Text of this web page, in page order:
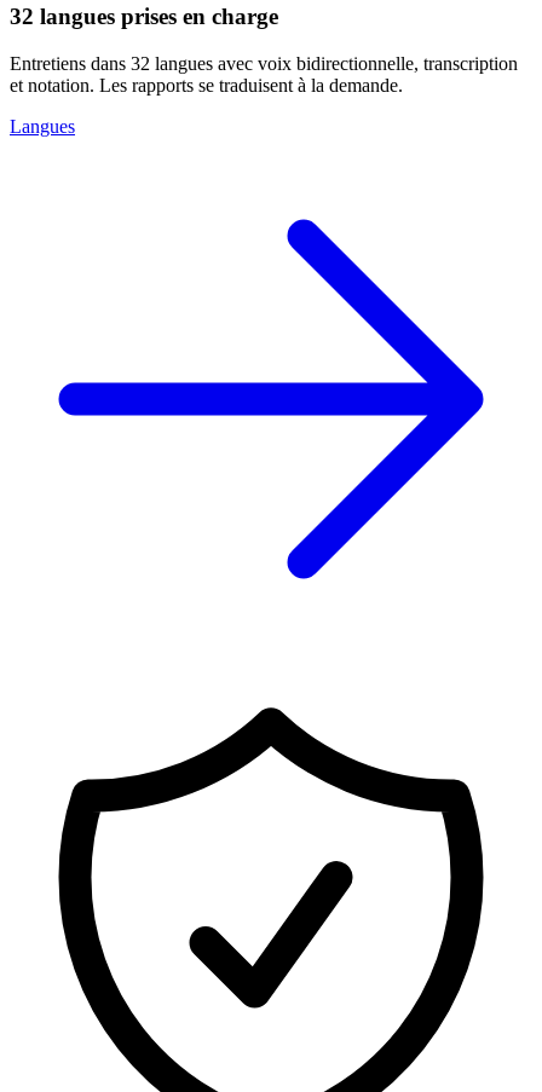
32 langues prises en charge
Entretiens dans 32 langues avec voix bidirectionnelle, transcription
et notation. Les rapports se traduisent à la demande.
Langues